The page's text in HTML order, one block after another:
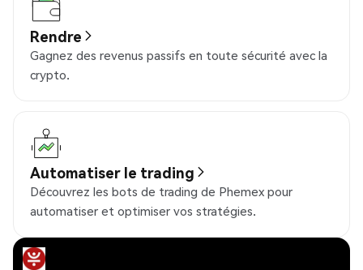
Rendre
Gagnez des revenus passifs en toute sécurité avec la
crypto.
Automatiser le trading
Découvrez les bots de trading de Phemex pour
automatiser et optimiser vos stratégies.